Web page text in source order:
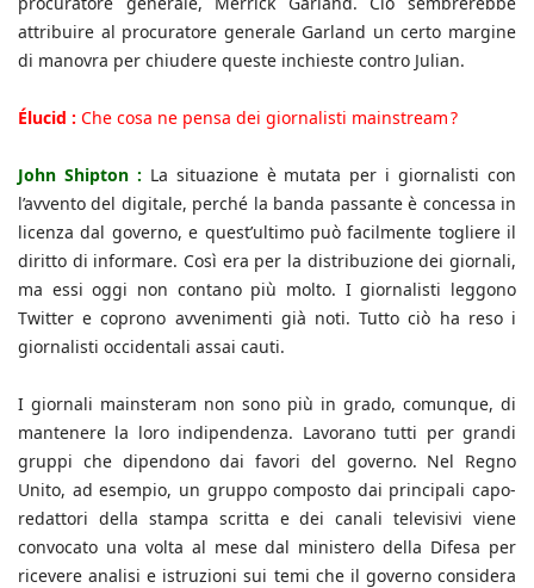
attribuire al procuratore generale Garland un certo margine
di manovra per chiudere queste inchieste contro Julian.
Élucid : Che cosa ne pensa dei giornalisti mainstream ?
John Shipton : La situazione è mutata per i giornalisti con
l’avvento del digitale, perché la banda passante è concessa in
licenza dal governo, e quest’ultimo può facilmente togliere il
diritto di informare. Così era per la distribuzione dei giornali,
ma essi oggi non contano più molto. I giornalisti leggono
Twitter e coprono avvenimenti già noti. Tutto ciò ha reso i
giornalisti occidentali assai cauti.
I giornali mainsteram non sono più in grado, comunque, di
mantenere la loro indipendenza. Lavorano tutti per grandi
gruppi che dipendono dai favori del governo. Nel Regno
Unito, ad esempio, un gruppo composto dai principali capo-
redattori della stampa scritta e dei canali televisivi viene
convocato una volta al mese dal ministero della Difesa per
ricevere analisi e istruzioni sui temi che il governo considera